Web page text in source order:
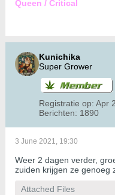
Queen / Critical
Kunichika
Super Grower
Registratie op: Apr
Berichten: 1890
3 June 2021, 19:30
Weer 2 dagen verder,
zuiden krijgen ze genoeg
Attached Files